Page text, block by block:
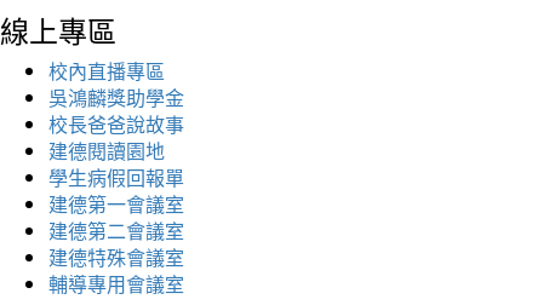
線上專區
校內直播專區
吳鴻麟獎助學金
校長爸爸說故事
建德閱讀園地
學生病假回報單
建德第一會議室
建德第二會議室
建德特殊會議室
輔導專用會議室